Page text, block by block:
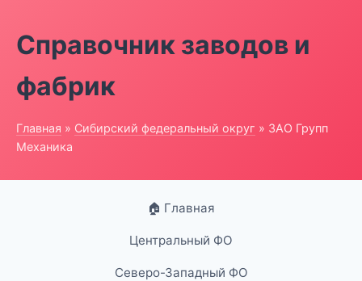
Справочник заводов и
фабрик
Главная » Сибирский федеральный округ » ЗАО Групп
Механика
🏠 Главная
Центральный ФО
Северо-Западный ФО